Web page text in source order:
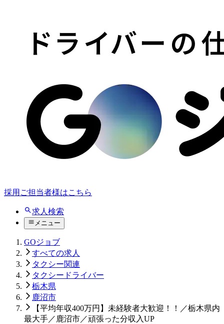
採用ご担当者様はこちら
求人検索
メニュー
GOジョブ
すべての求人
タクシー関連
タクシードライバー
栃木県
鹿沼市
【平均年収400万円】未経験者大歓迎！！／栃木県内
最大手／鹿沼市／頑張った分収入UP